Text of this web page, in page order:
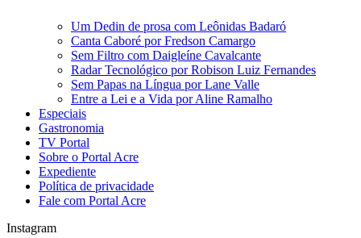
Um Dedin de prosa com Leônidas Badaró
Canta Caboré por Fredson Camargo
Sem Filtro com Daigleíne Cavalcante
Radar Tecnológico por Robison Luiz Fernandes
Sem Papas na Língua por Lane Valle
Entre a Lei e a Vida por Aline Ramalho
Especiais
Gastronomia
TV Portal
Sobre o Portal Acre
Expediente
Política de privacidade
Fale com Portal Acre
Instagram